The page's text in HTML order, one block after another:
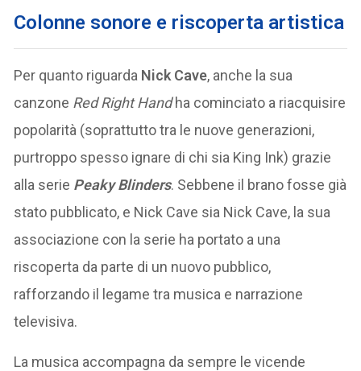
Colonne sonore e riscoperta artistica
Per quanto riguarda Nick Cave, anche la sua
canzone Red Right Handha cominciato a riacquisire
popolarità (soprattutto tra le nuove generazioni,
purtroppo spesso ignare di chi sia King Ink) grazie
alla serie Peaky Blinders. Sebbene il brano fosse già
stato pubblicato, e Nick Cave sia Nick Cave, la sua
associazione con la serie ha portato a una
riscoperta da parte di un nuovo pubblico,
rafforzando il legame tra musica e narrazione
televisiva.
La musica accompagna da sempre le vicende